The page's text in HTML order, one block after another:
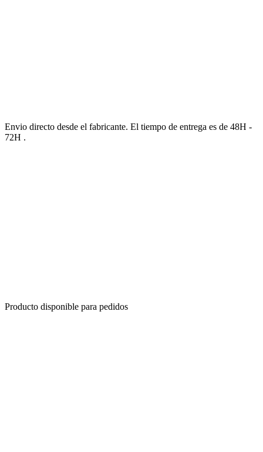
Envio directo desde el fabricante. El tiempo de entrega es de 48H -
72H .
Producto disponible para pedidos